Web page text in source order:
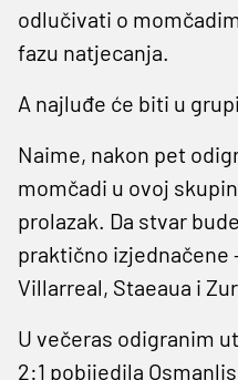
odlučivati o
fazu natjecanja.
A najluđe će biti u
Naime, nakon pet
momčadi u ovoj
prolazak. Da stvar
praktično izjednačene
Villarreal, Staeaua i
U večeras odigranim
2:1 pobijedila